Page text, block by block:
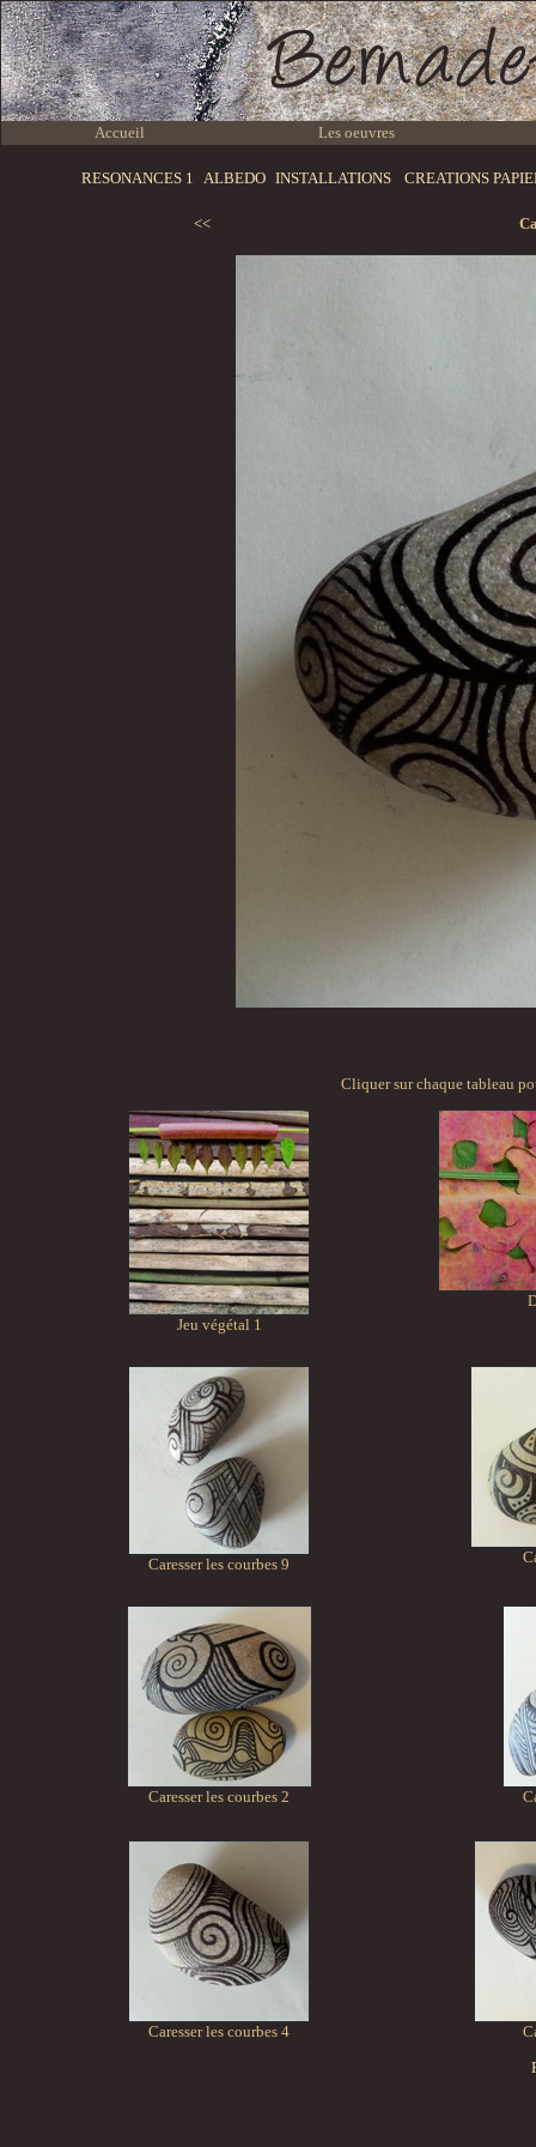
Accueil Les oeuvres
RESONANCES 1 ALBEDO INSTALLATIONS CREATIONS
<<
Cliquer sur chaque tableau
Jeu végétal 1
Caresser les courbes 9
Caresser les courbes 2
Caresser les courbes 4